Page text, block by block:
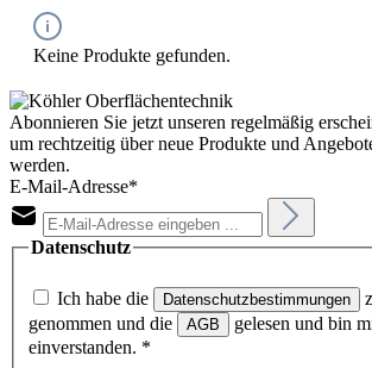
Keine Produkte gefunden.
Abonnieren Sie jetzt unseren regelmäßig
um rechtzeitig über neue Produkte und
werden.
E-Mail-Adresse*
Datenschutz
Ich habe die Datenschutzbestimmungen
genommen und die
AGB
gelesen und bin
einverstanden. *